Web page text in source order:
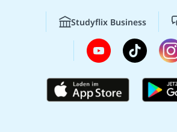
Studyflix Business